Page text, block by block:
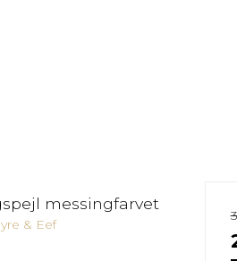
messingfarvet
& Eef